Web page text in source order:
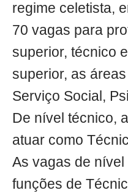
regime celetista,
70 vagas para
superior, técnico
superior, as
Serviço Social,
De nível técnico,
atuar como
As vagas de
funções de